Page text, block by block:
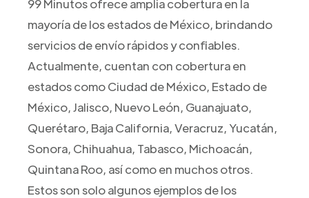
99 Minutos ofrece amplia cobertura en la
mayoría de los estados de México, brindando
servicios de envío rápidos y confiables.
Actualmente, cuentan con cobertura en
estados como Ciudad de México, Estado de
México, Jalisco, Nuevo León, Guanajuato,
Querétaro, Baja California, Veracruz, Yucatán,
Sonora, Chihuahua, Tabasco, Michoacán,
Quintana Roo, así como en muchos otros.
Estos son solo algunos ejemplos de los